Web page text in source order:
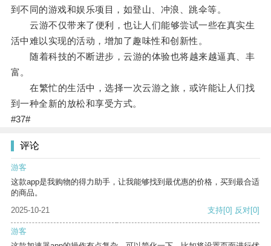
到不同的游戏和娱乐项目，如登山、冲浪、跳伞等。
云游不仅带来了便利，也让人们能够尝试一些在真实生
活中难以实现的活动，增加了趣味性和创新性。
随着科技的不断进步，云游的体验也将越来越逼真、丰
富。
在繁忙的生活中，选择一次云游之旅，或许能让人们找
到一种全新的放松和享受方式。
#37#
评论
游客
这款app是我购物的得力助手，让我能够找到最优惠的价格，买到最合适
的商品。
2025-10-21
支持[0] 反对[0]
游客